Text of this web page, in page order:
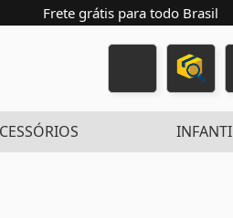
Frete grátis para todo Brasil